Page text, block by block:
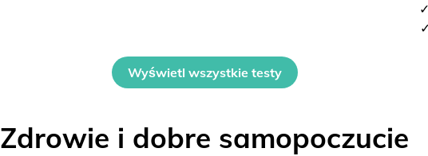
Wyświetl wszystkie testy
Zdrowie i dobre samopoczucie